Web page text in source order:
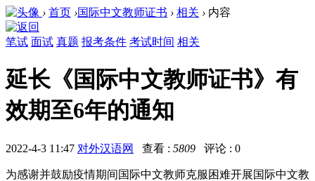
› 首页 ›国际中文教师证书 › 相关 › 内容
笔试 面试 真题 报考条件 考试时间 相关
延长《国际中文教师证书》有
效期至6年的通知
2022-4-3 11:47 对外汉语网 查看 : 5809 评论 : 0
为感谢并鼓励疫情期间国际中文教师克服困难开展国际中文教